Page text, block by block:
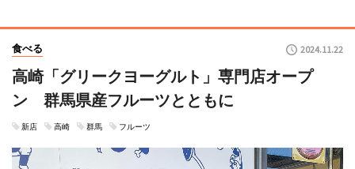
食べる 2024.11.22
高崎「グリークヨーグルト」専門店オープ
ン 群馬県産フルーツとともに
新店 高崎 群馬 フルーツ